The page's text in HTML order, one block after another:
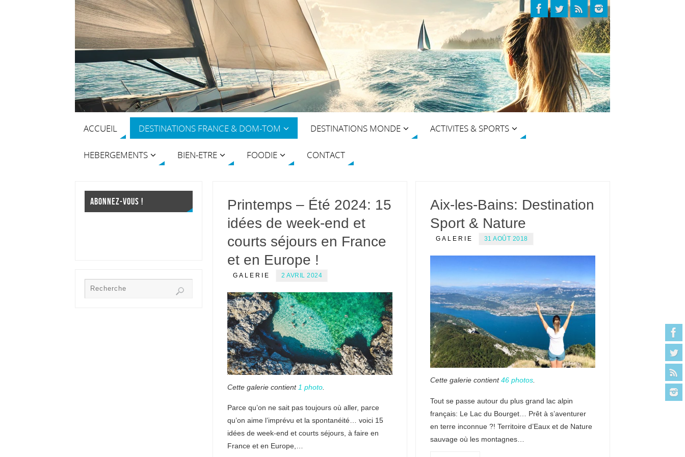
ACCUEIL DESTINATIONS FRANCE & DOM-TOM DESTINATIONS MONDE ACTIVITES & SPORTS
HEBERGEMENTS BIEN-ETRE FOODIE CONTACT
Printemps – Été 2024: 15
idées de week-end et
courts séjours en France
et en Europe !
GALERIE 2 AVRIL 2024
Cette galerie contient 1 photo
Parce qu’on ne sait pas toujours où aller, parce
qu’on aime l’imprévu et la spontanéité… voici 15
idées de week-end et courts séjours, à faire en
France et en Europe,…
Aix-les-Bains: Destination
Sport & Nature
GALERIE 31 AOÛT 2018
Cette galerie contient46 photos.
Tout se passe autour du plus grand lac alpin
français: Le Lac du Bourget… Prêt à s’aventurer
en terre inconnue ?! Territoire d’Eaux et de Nature
sauvage où les montagnes…
ABONNEZ-VOUS !